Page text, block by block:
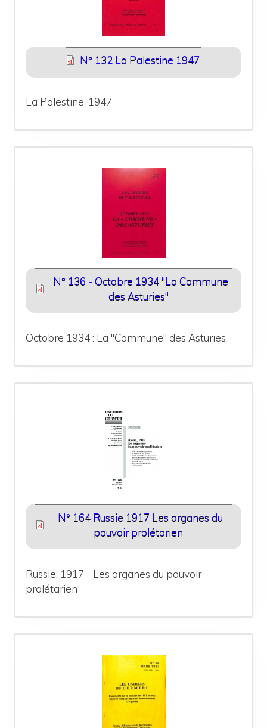
N° 132 La Palestine 1947
La Palestine, 1947
N° 136 - Octobre 1934 "La Commune
des Asturies"
Octobre 1934 : La "Commune" des Asturies
N° 164 Russie 1917 Les organes du
pouvoir prolétarien
Russie, 1917 - Les organes du pouvoir
prolétarien